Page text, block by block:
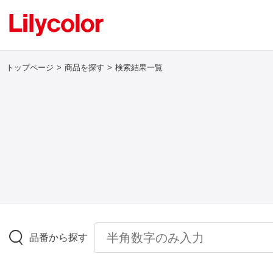
トップページ 商品を探す 検索結果一覧
品番から探す